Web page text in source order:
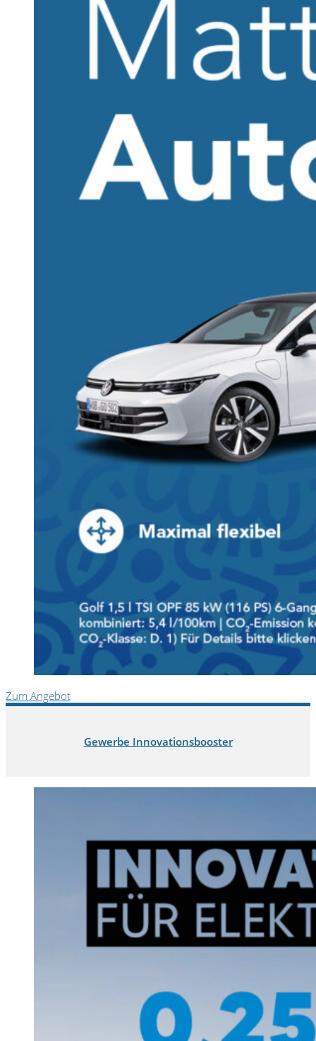
Zum Angebot
Gewerbe Innovationsbooster